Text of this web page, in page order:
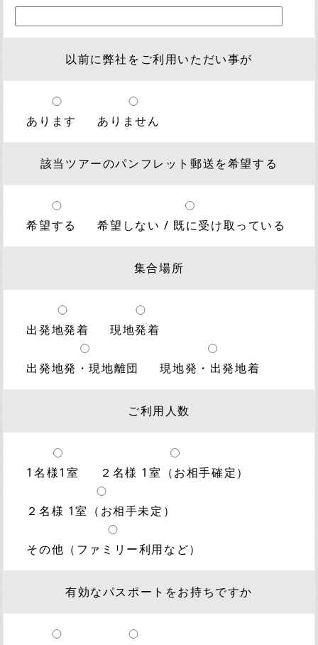
以前に弊社をご利用いただい事が
あります ありません
該当ツアーのパンフレット郵送を希望する
希望する 希望しない / 既に受け取っている
集合場所
出発地発着 現地発着
出発地発・現地離団 現地発・出発地着
ご利用人数
1名様1室 ２名様 1室（お相手確定）
２名様 1室（お相手未定）
その他（ファミリー利用など）
有効なパスポートをお持ちですか